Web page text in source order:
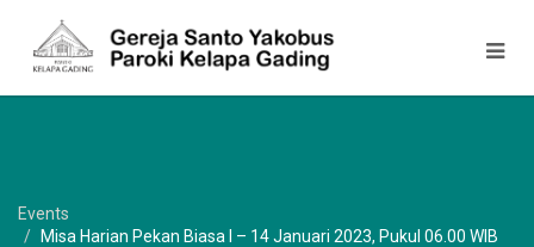
Events
Misa Harian Pekan Biasa I – 14 Januari 2023, Pukul 06.00 WIB